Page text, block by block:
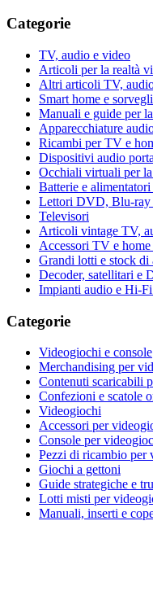
Categorie
TV, audio e video
Articoli per la realtà
Altri articoli TV,
Smart home e
Manuali e guide per
Apparecchiature
Ricambi per TV e
Dispositivi audio
Occhiali virtuali per
Batterie e
Lettori DVD, Blu-ray
Televisori
Articoli vintage TV,
Accessori TV e
Grandi lotti e stock
Decoder, satellitari e
Impianti audio e Hi-Fi
Categorie
Videogiochi e console
Merchandising per
Contenuti scaricabili
Confezioni e scatole
Videogiochi
Accessori per
Console per
Pezzi di ricambio per
Giochi a gettoni
Guide strategiche e
Lotti misti per
Manuali, inserti e